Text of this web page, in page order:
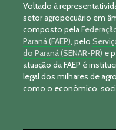
Voltado à
setor agropecuário em
composto pela
Paraná (FAEP), pelo
do Paraná (SENAR-PR) e
atuação da FAEP é
legal dos milhares de
como o econômico,